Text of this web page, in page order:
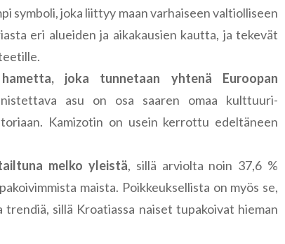
symboli, joka liittyy maan varhaiseen valtiolliseen
eri alueiden ja aikakausien kautta, ja tekevät
joka tunnetaan yhtenä Euroopan
asu on osa saaren omaa kulttuuri-
Kamizotin on usein kerrottu edeltäneen
melko yleistä, sillä arviolta noin 37,6 %
maista. Poikkeuksellista on myös se,
sillä Kroatiassa naiset tupakoivat hieman